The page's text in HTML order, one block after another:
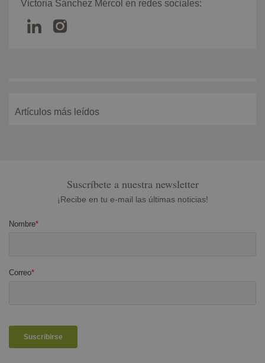
Victoria Sánchez Mércol en redes sociales:
Artículos más leídos
Suscríbete a nuestra newsletter
¡Recibe en tu e-mail las últimas noticias!